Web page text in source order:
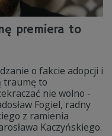
premiera to
o fakcie adopcji i
traumę to
nie wolno -
Fogiel, radny
z ramienia
Kaczyńskiego.